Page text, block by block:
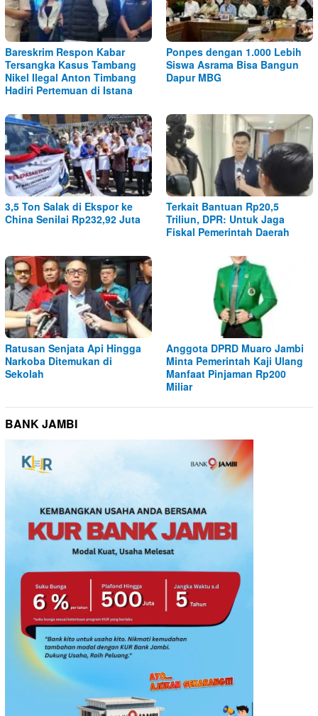
Bareskrim Respon Kabar
Tersangka Kasus Tambang
Nikel Ilegal Anton Timbang
Hadiri Pertemuan di Istana
Ponpes dengan 1.000 Lebih
Siswa Asrama Bisa Bangun
Dapur MBG
3,5 Ton Salak di Ekspor ke
China Senilai Rp232,92 Juta
Terkait Bantuan Rp20,5
Triliun, DPR: Untuk Jaga
Fiskal Pemerintah Daerah
Ratusan Senjata Api Hingga
Narkoba Ditemukan di
Sekolah
Anggota DPRD Muaro Jambi
Minta Pemerintah Kaji Ulang
Manfaat Pinjaman Rp200
Miliar
BANK JAMBI